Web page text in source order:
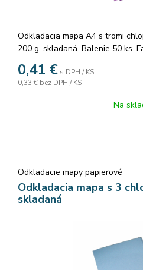
Odkladacia mapa A4 s tromi
200 g, skladaná. Balenie 50 ks.
0,41 € s DPH / KS
0,33 € bez DPH / KS
Na
Odkladacie mapy papierové
Odkladacia mapa s 3
skladaná